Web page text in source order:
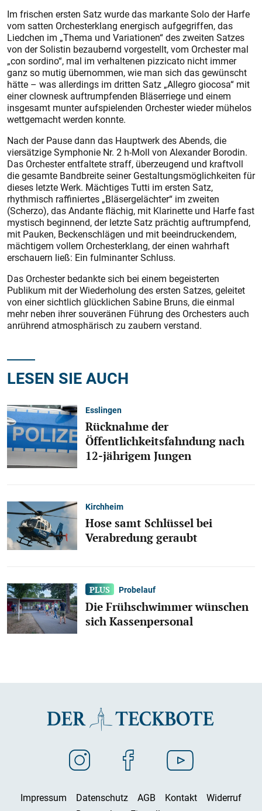
Im frischen ersten Satz wurde das markante Solo der Harfe
vom satten Orchesterklang energisch aufgegriffen, das
Liedchen im „Thema und Variationen“ des zweiten Satzes
von der Solistin bezaubernd vorgestellt, vom Orchester mal
„con sordino“, mal im verhaltenen pizzicato nicht immer
ganz so mutig übernommen, wie man sich das gewünscht
hätte – was allerdings im dritten Satz „Allegro giocosa“ mit
einer clownesk auftrumpfenden Bläserriege und einem
insgesamt munter aufspielenden Orchester wieder mühelos
wettgemacht werden konnte.
Nach der Pause dann das Hauptwerk des Abends, die
viersätzige Symphonie Nr. 2 h-Moll von Alexander Borodin.
Das Orchester entfaltete straff, überzeugend und kraftvoll
die gesamte Bandbreite seiner Gestaltungsmöglichkeiten für
dieses letzte Werk. Mächtiges Tutti im ersten Satz,
rhythmisch raffiniertes „Bläsergelächter“ im zweiten
(Scherzo), das Andante flächig, mit Klarinette und Harfe fast
mystisch beginnend, der letzte Satz prächtig auftrumpfend,
mit Pauken, Beckenschlägen und mit beeindruckendem,
mächtigem vollem Orchesterklang, der einen wahrhaft
erschauern ließ: Ein fulminanter Schluss.
Das Orchester bedankte sich bei einem begeisterten
Publikum mit der Wiederholung des ersten Satzes, geleitet
von einer sichtlich glücklichen Sabine Bruns, die einmal
mehr neben ihrer souveränen Führung des Orchesters auch
anrührend atmosphärisch zu zaubern verstand.
LESEN SIE AUCH
Esslingen
Rücknahme der
Öffentlichkeitsfahndung nach
12-jährigem Jungen
Kirchheim
Hose samt Schlüssel bei
Verabredung geraubt
Probelauf
Die Frühschwimmer wünschen
sich Kassenpersonal
Impressum Datenschutz AGB Kontakt
Widerruf